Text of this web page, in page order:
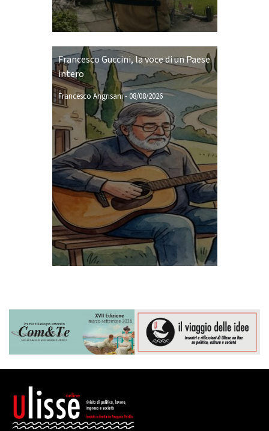
Francesco Guccini, la voce di un Paese
intero
Francesco Angrisani-08/08/2026